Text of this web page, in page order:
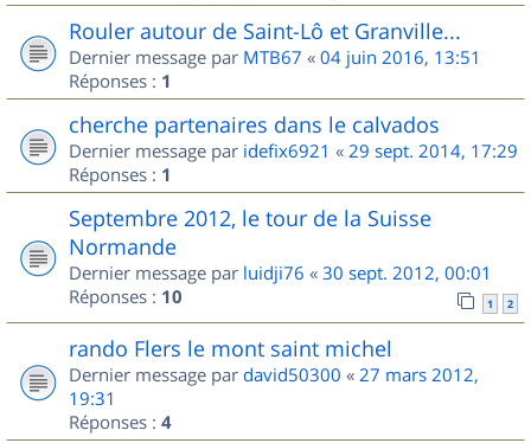
Rouler autour de Saint-Lô et Granville...
Dernier message par MTB67 « 04 juin 2016, 13:51
Réponses : 1
cherche partenaires dans le calvados
Dernier message par idefix6921 « 29 sept. 2014, 17:29
Réponses : 1
Septembre 2012, le tour de la Suisse
Normande
Dernier message par luidji76 « 30 sept. 2012, 00:01
Réponses : 10 1 2
rando Flers le mont saint michel
Dernier message par david50300 « 27 mars 2012,
19:31
Réponses : 4